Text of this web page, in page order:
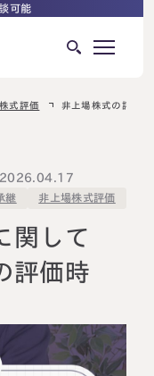
可能
式評価 非上場株式の評価
継 非上場株式評価
関して
評価時